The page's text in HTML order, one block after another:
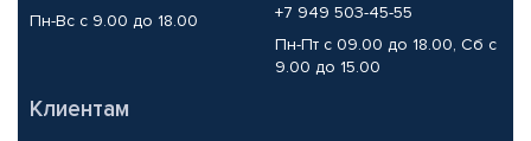
Пн-Вс с 9.00 до 18.00
+7 949 503-45-55
Пн-Пт с 09.00 до 18.00, Сб с
9.00 до 15.00
Клиентам